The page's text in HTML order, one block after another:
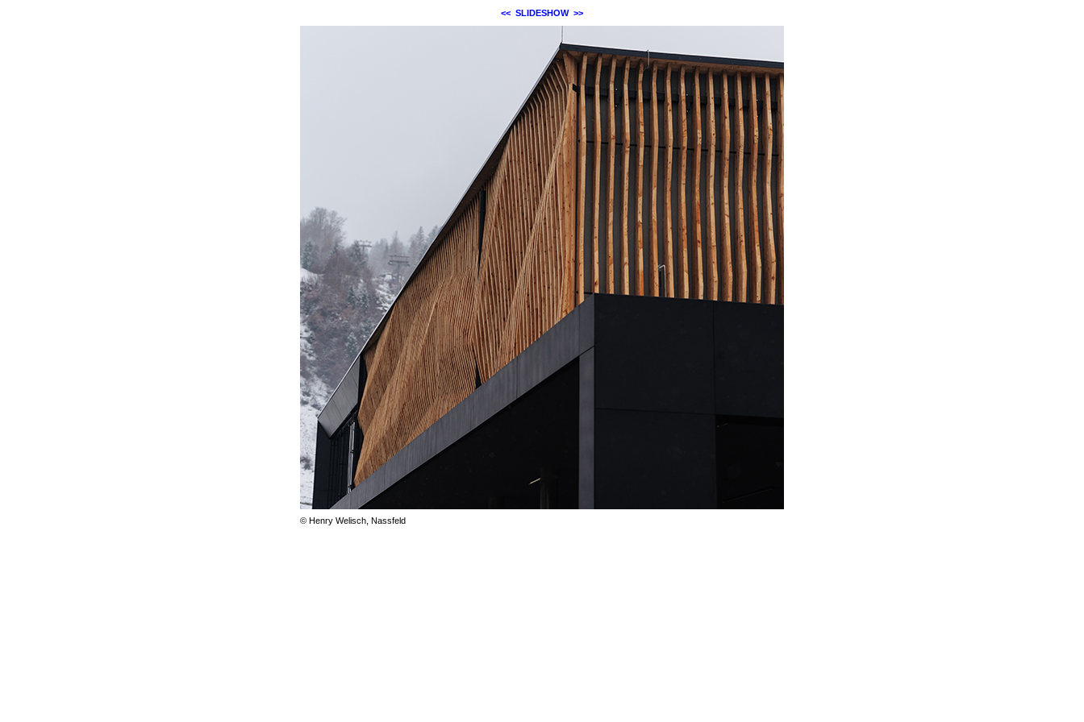
<< SLIDESHOW >>
© Henry Welisch, Nassfeld